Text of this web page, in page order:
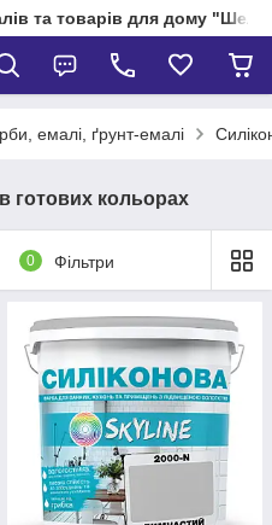
та товарів для дому
емалі, ґрунт-емалі
готових кольорах
0 Фільтри